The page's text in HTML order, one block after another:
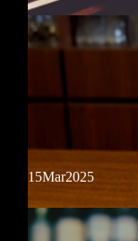
本日から当店でも前
ピアノ生演奏
本日21:00〜 ピアノ
15Mar2025